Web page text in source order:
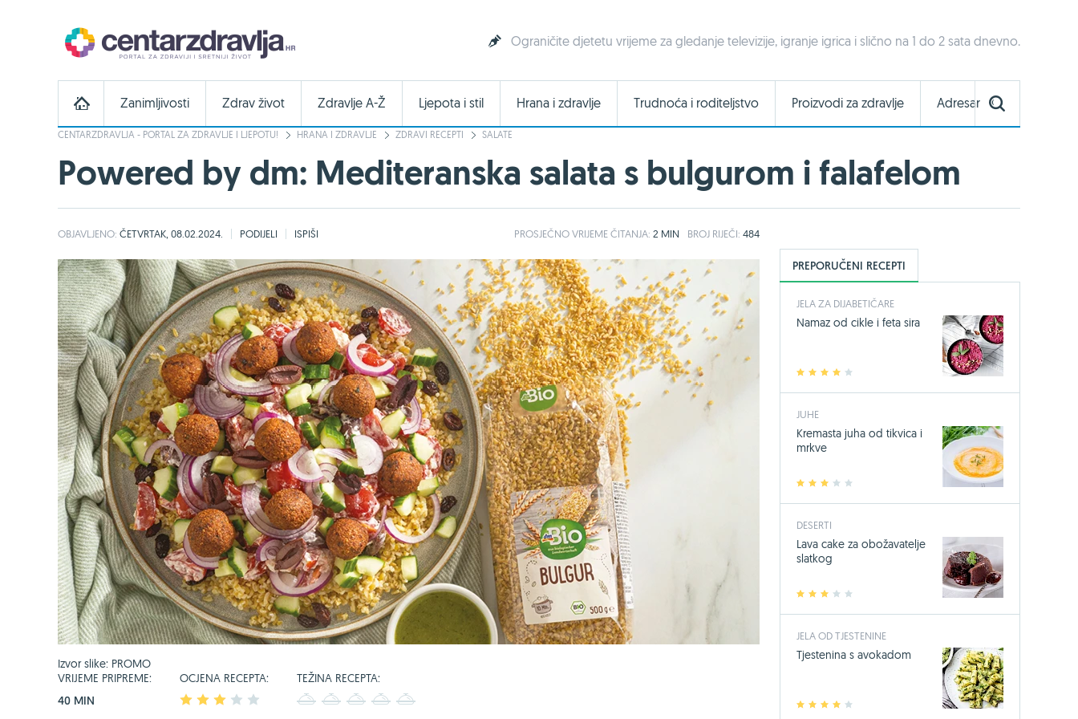
Ograničite djetetu vrijeme za gledanje televizije, igranje igrica i slično na 1 do 2 sata dnevno.
Zanimljivosti Zdrav život Zdravlje A-Ž Ljepota i stil Hrana i zdravlje Trudnoća i roditeljstvo Proizvodi za zdravlje Adresar
CENTARZDRAVLJA - PORTAL ZA ZDRAVLJE I LJEPOTU! HRANA I ZDRAVLJE ZDRAVI RECEPTI SALATE
Powered by dm: Mediteranska salata s bulgurom i falafelom
OBJAVLJENO: ČETVRTAK, 08.02.2024. PODIJELI ISPIŠI PROSJEČNOVRIJEME ČITANJA: 2 MIN BROJ RIJEČI: 484
Izvor slike: PROMO
VRIJEME PRIPREME:
40 MIN
OCJENA RECEPTA:
2 3 4
TEŽINA RECEPTA:
4
PREPORUČENI RECEPTI
JELA ZA DIJABETIČARE
2 3 4
Namaz od cikle i feta sira
JUHE
2 3 4
Kremasta juha od tikvica i
mrkve
DESERTI
2 3 4
Lava cake za obožavatelje
slatkog
JELA OD TJESTENINE
2 3 4
Tjestenina s avokadom